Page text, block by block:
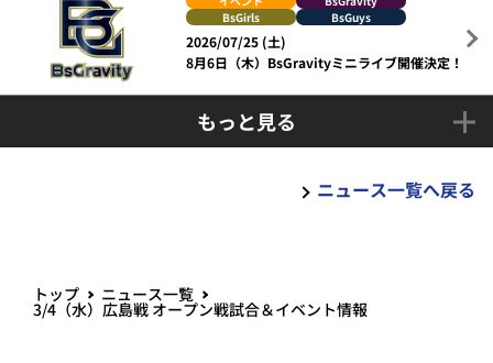
BsGirls
BsGuys
2026/07/25 (土)
8月6日（木）BsGravityミニライブ開催決定！
もっと見る
ニュース一覧へ戻る
トップ ニュース一覧
3/4（水）広島戦 オープン戦試合＆イベント情報